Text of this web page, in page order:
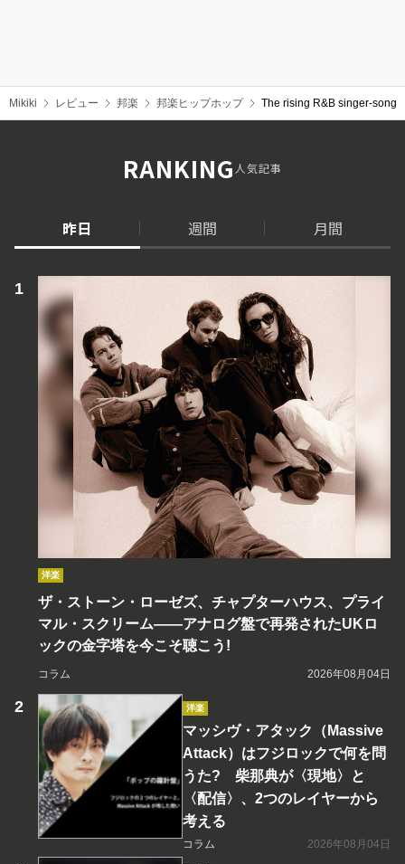
Mikiki レビュー 邦楽 邦楽ヒップホップ The rising R&B singer-
RANKING人気記事
昨日 週間 月間
洋楽
ザ・ストーン・ローゼズ、チャプターハウス、プライ
マル・スクリーム――アナログ盤で再発されたUKロ
ックの金字塔を今こそ聴こう!
コラム 2026年08月04日
洋楽
マッシヴ・アタック（Massive
Attack）はフジロックで何を問
うた? 柴那典が〈現地〉と
〈配信〉、2つのレイヤーから
考える
コラム 2026年08月04日